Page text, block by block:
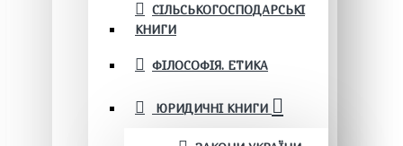
СІЛЬСЬКОГОСПОДАРСЬКІ
КНИГИ
ФІЛОСОФІЯ. ЕТИКА
ЮРИДИЧНІ КНИГИ